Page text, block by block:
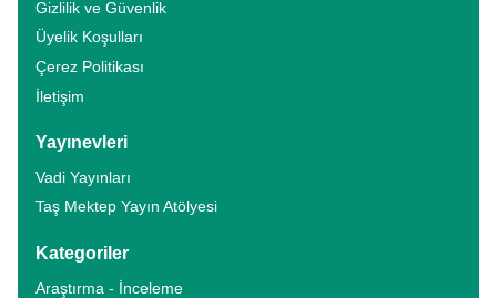
Gizlilik ve Güvenlik
Üyelik Koşulları
Çerez Politikası
İletişim
Yayınevleri
Vadi Yayınları
Taş Mektep Yayın Atölyesi
Kategoriler
Araştırma - İnceleme